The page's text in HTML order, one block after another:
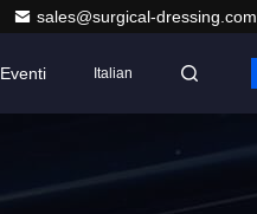
sales@surgical-dressing.com
Eventi Italian